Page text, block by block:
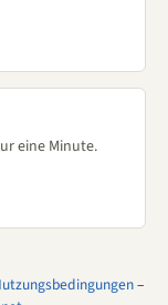
eine Minute.
–